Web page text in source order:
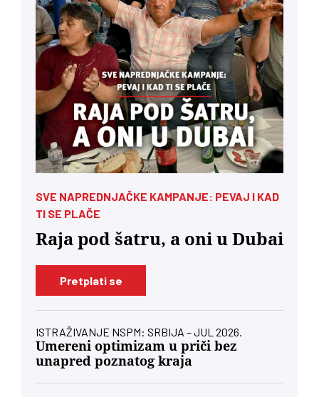
SVE NAPREDNJAČKE KAMPANJE: PEVAJ I KAD
TI SE PLAČE
Raja pod šatru, a oni u Dubai
Pretplati se
ISTRAŽIVANJE NSPM: SRBIJA – JUL 2026.
Umereni optimizam u priči bez
unapred poznatog kraja